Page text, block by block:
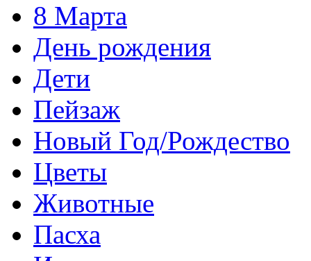
8 Марта
День рождения
Дети
Пейзаж
Новый Год/Рождество
Цветы
Животные
Пасха